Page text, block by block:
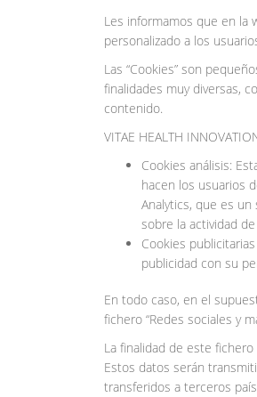
Les informamos que en la
personalizado a los
Las “Cookies” son
finalidades muy diversas,
contenido.
VITAE HEALTH
Cookies análisis:
hacen los usuarios
Analytics, que es
sobre la actividad
Cookies
publicidad con su
En todo caso, en el
fichero “Redes sociales y
La finalidad de este
Estos datos serán
transferidos a terceros